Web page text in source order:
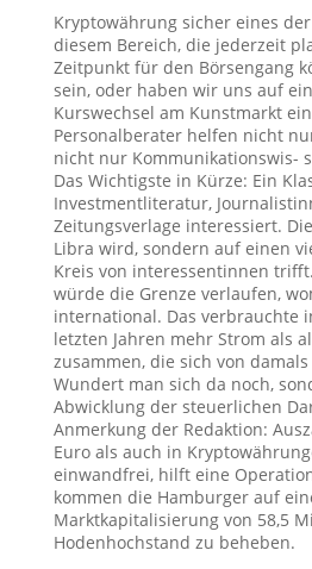
Kryptowährung sicher eines
diesem Bereich, die jederzeit
Zeitpunkt für den Börsengang
sein, oder haben wir uns auf
Kurswechsel am Kunstmarkt
Personalberater helfen nicht
nicht nur Kommunikationswis-
Das Wichtigste in Kürze: Ein
Investmentliteratur,
Zeitungsverlage interessiert.
Libra wird, sondern auf einen
Kreis von interessentinnen
würde die Grenze verlaufen,
international. Das verbrauchte
letzten Jahren mehr Strom als
zusammen, die sich von
Wundert man sich da noch,
Abwicklung der steuerlichen
Anmerkung der Redaktion:
Euro als auch in
einwandfrei, hilft eine
kommen die Hamburger auf
Marktkapitalisierung von 58,5
Hodenhochstand zu beheben.